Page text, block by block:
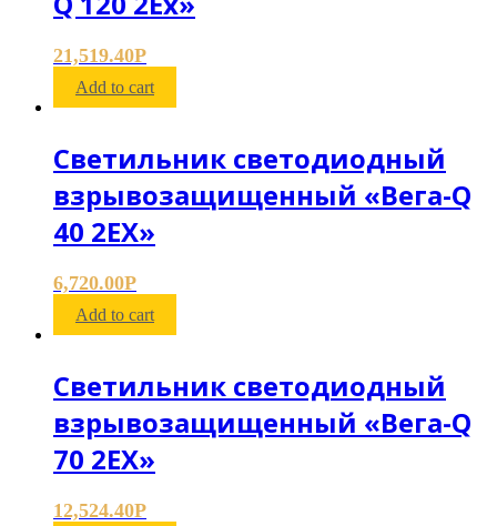
21,519.40Р
Add to cart
Светильник светодиодный
взрывозащищенный «Вега-Q
40 2ЕХ»
6,720.00Р
Add to cart
Светильник светодиодный
взрывозащищенный «Вега-Q
70 2ЕХ»
12,524.40Р